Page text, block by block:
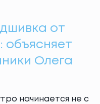
от
объясняет
Олега
начинается не с